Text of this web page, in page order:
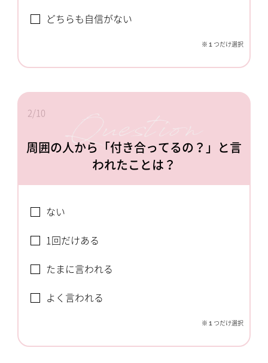
どちらも自信がない
※１つだけ選択
2/10
周囲の人から「付き合ってるの？」と言
われたことは？
ない
1回だけある
たまに言われる
よく言われる
※１つだけ選択